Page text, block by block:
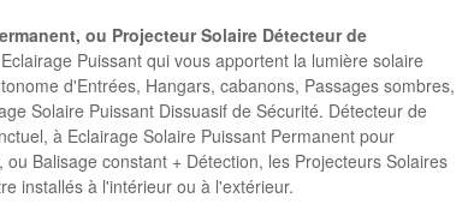
ou Projecteur Solaire Détecteur de
Puissant qui vous apportent la lumière solaire
d'Entrées, Hangars, cabanons, Passages sombres,
Solaire Puissant Dissuasif de Sécurité. Détecteur de
à Eclairage Solaire Puissant Permanent pour
Balisage constant + Détection, les Projecteurs Solaires
installés à l'intérieur ou à l'extérieur.